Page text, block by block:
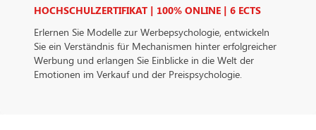
IrelandDatenschutzbeauftragter der verarbeitenden Firma
Nachfolgend finden Sie die E-Mail-Adresse des
Datenschutzbeauftragten des verarbeitenden Unternehmen:
https://support.google.com/policies/contact/
HOCHSCHULZERTIFIKAT | 100% ONLINE | 6 ECTS
Erlernen Sie Modelle zur Werbepsychologie, entwickeln
Sie ein Verständnis für Mechanismen hinter erfolgreicher
Werbung und erlangen Sie Einblicke in die Welt der
Emotionen im Verkauf und der Preispsychologie.